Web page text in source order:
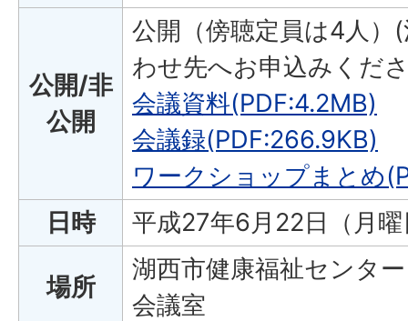
公開/非
公開
公開（傍聴定員は4人）
わせ先へお申込みくだ
会議資料(PDF:4.2MB)
会議録(PDF:266.9KB)
ワークショップまとめ
日時
平成27年6月22日（月
場所
湖西市健康福祉センタ
会議室